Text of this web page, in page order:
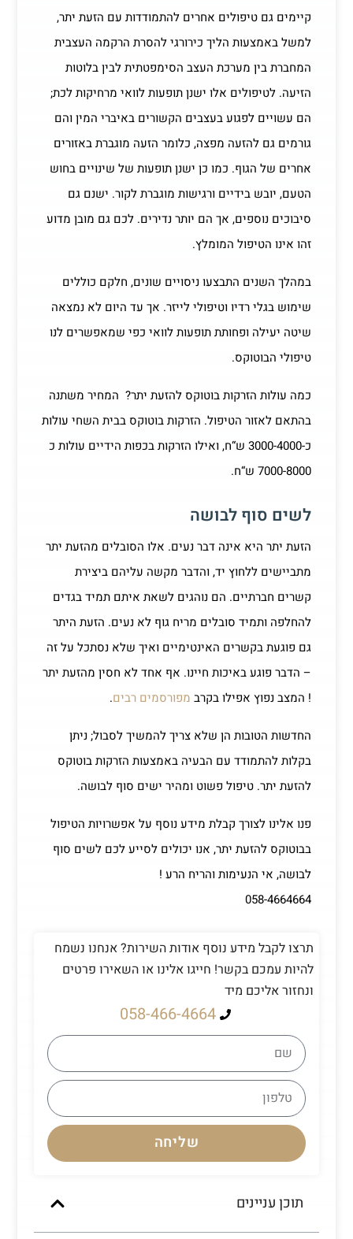
קיימים גם טיפולים אחרים להתמודדות עם הזעת יתר,
למשל באמצעות הליך כירורגי להסרת הרקמה העצבית
המחברת בין מערכת העצב הסימפטתית לבין בלוטות
הזיעה. לטיפולים אלו ישנן תופעות לוואי מרחיקות לכת;
הם עשויים לפגוע בעצבים הקשורים באיברי המין והם
גורמים גם להזעה מפצה, כלומר הזעה מוגברת באזורים
אחרים של הגוף. כמו כן ישנן תופעות של שינויים בחוש
הטעם, יובש בידיים ורגישות מוגברת לקור. ישנם גם
סיבוכים נוספים, אך הם יותר נדירים. לכם גם מובן מדוע
זהו אינו הטיפול המומלץ.
במהלך השנים התבצעו ניסויים שונים, חלקם כוללים
שימוש בגלי רדיו וטיפולי לייזר. אך עד היום לא נמצאה
שיטה יעילה ופחותת תופעות לוואי כפי שמאפשרים לנו
טיפולי הבוטוקס.
כמה עולות הזרקות בוטוקס להזעת יתר? המחיר משתנה
בהתאם לאזור הטיפול. הזרקות בוטוקס בבית השחי עולות
כ-3000-4000 ש“ח, ואילו הזרקות בכפות הידיים עולות כ
7000-8000 ש“ח.
לשים סוף לבושה
הזעת יתר היא אינה דבר נעים. אלו הסובלים מהזעת יתר
מתביישים ללחוץ יד, והדבר מקשה עליהם ביצירת
קשרים חברתיים. הם נוהגים לשאת איתם תמיד בגדים
להחלפה ותמיד סובלים מריח גוף לא נעים. הזעת היתר
גם פוגעת בקשרים האינטימיים ואיך שלא נסתכל על זה
– הדבר פוגע באיכות חיינו. אף אחד לא חסין מהזעת יתר
! המצב נפוץ אפילו בקרב מפורסמים רבים.
החדשות הטובות הן שלא צריך להמשיך לסבול; ניתן
בקלות להתמודד עם הבעיה באמצעות הזרקות בוטוקס
להזעת יתר. טיפול פשוט ומהיר ישים סוף לבושה.
פנו אלינו לצורך קבלת מידע נוסף על אפשרויות הטיפול
בבוטוקס להזעת יתר, אנו יכולים לסייע לכם לשים סוף
לבושה, אי הנעימות והריח הרע !
058-4664664
תרצו לקבל מידע נוסף אודות השירות? אנחנו נשמח
להיות עמכם בקשר! חייגו אלינו או השאירו פרטים
ונחזור אליכם מיד
058-466-4664
שליחה
תוכן עניינים